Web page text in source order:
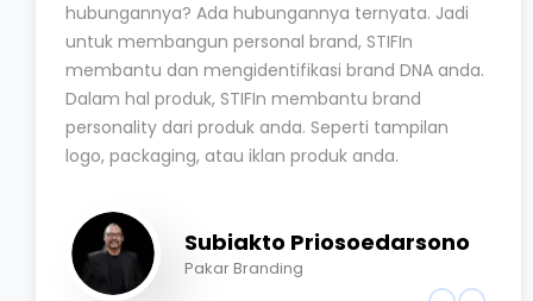
hubungannya? Ada hubungannya ternyata. Jadi
untuk membangun personal brand, STIFIn
membantu dan mengidentifikasi brand DNA anda.
Dalam hal produk, STIFIn membantu brand
personality dari produk anda. Seperti tampilan
logo, packaging, atau iklan produk anda.
Subiakto Priosoedarsono
Pakar Branding